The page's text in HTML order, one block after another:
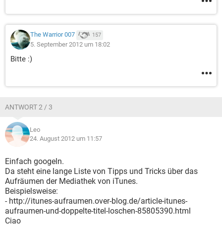
The Warrior 007 157
5. September 2012 um 18:02
Bitte :)
ANTWORT 2 / 3
Leo
24. August 2012 um 11:57
Einfach googeln.
Da steht eine lange Liste von Tipps und Tricks über das
Aufräumen der Mediathek von iTunes.
Beispielsweise:
- http://itunes-aufraumen.over-blog.de/article-itunes-
aufraumen-und-doppelte-titel-loschen-85805390.html
Ciao